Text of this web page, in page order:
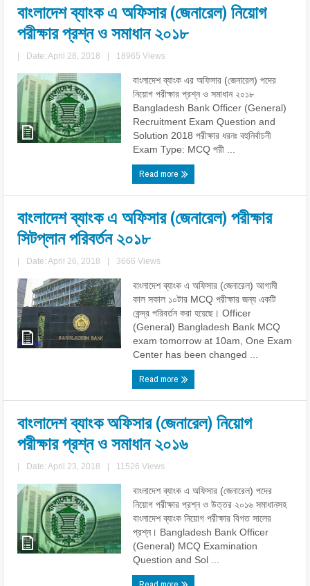
বাংলাদেশ ব্যাংক এ অফিসার (জেনারেল) নিয়োগ
পরীক্ষার প্রশ্ন ও সমাধান ২০১৮
Date: April 28, 2018 18965 Views
বাংলাদেশ ব্যাংক এর অফিসার (জেনারেল) পদের
নিয়োগ পরীক্ষার প্রশ্ন ও সমাধান ২০১৮
Bangladesh Bank Officer (General)
Recruitment Exam Question and
Solution 2018 পরীক্ষার ধরনঃ বহুনির্বাচনী
Exam Type: MCQ পরী ...
Read more
বাংলাদেশ ব্যাংক এ অফিসার (জেনারেল) পরীক্ষার
সিটপ্লান পরিবর্তন ২০১৮
Date: April 26, 2018 3666 Views
বাংলাদেশ ব্যাংক এ অফিসার (জেনারেল) আগামী
কাল সকাল ১০টার MCQ পরীক্ষার জন্য একটি
কেন্দ্র পরিবর্তন করা হয়েছে। Officer
(General) Bangladesh Bank MCQ
exam tomorrow at 10am, One Exam
Center has been changed ...
Read more
বাংলাদেশ ব্যাংক অফিসার (জেনারেল) নিয়োগ
পরীক্ষার প্রশ্ন ও সমাধান ২০১৬
Date: April 23, 2018 11526 Views
বাংলাদেশ ব্যাংক এ অফিসার (জেনারেল) পদের
নিয়োগ পরীক্ষার প্রশ্ন ও উত্তর ২০১৬ সমাধানসহ
বাংলাদেশ ব্যাংক নিয়োগ পরীক্ষার বিগত সালের
প্রশ্ন। Bangladesh Bank Officer
(General) MCQ Examination
Question and Sol ...